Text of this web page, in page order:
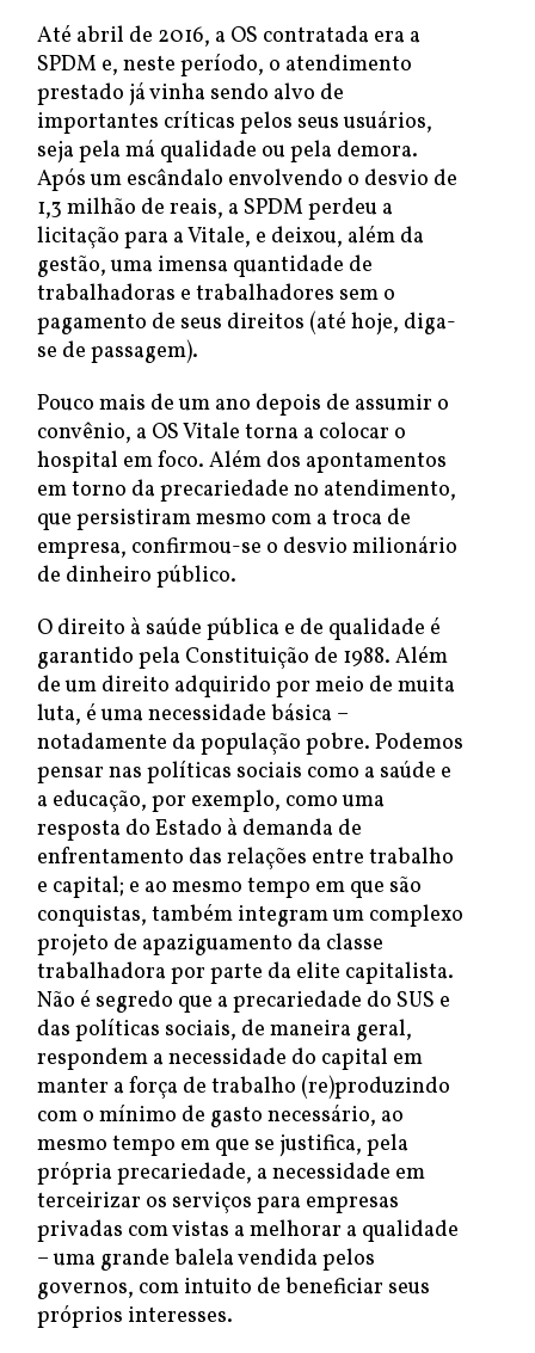
Até abril de 2016, a OS contratada era a
SPDM e, neste período, o atendimento
prestado já vinha sendo alvo de
importantes críticas pelos seus usuários,
seja pela má qualidade ou pela demora.
Após um escândalo envolvendo o desvio de
1,3 milhão de reais, a SPDM perdeu a
licitação para a Vitale, e deixou, além da
gestão, uma imensa quantidade de
trabalhadoras e trabalhadores sem o
pagamento de seus direitos (até hoje, diga-
se de passagem).
Pouco mais de um ano depois de assumir o
convênio, a OS Vitale torna a colocar o
hospital em foco. Além dos apontamentos
em torno da precariedade no atendimento,
que persistiram mesmo com a troca de
empresa, confirmou-se o desvio milionário
de dinheiro público.
O direito à saúde pública e de qualidade é
garantido pela Constituição de 1988. Além
de um direito adquirido por meio de muita
luta, é uma necessidade básica –
notadamente da população pobre. Podemos
pensar nas políticas sociais como a saúde e
a educação, por exemplo, como uma
resposta do Estado à demanda de
enfrentamento das relações entre trabalho
e capital; e ao mesmo tempo em que são
conquistas, também integram um complexo
projeto de apaziguamento da classe
trabalhadora por parte da elite capitalista.
Não é segredo que a precariedade do SUS e
das políticas sociais, de maneira geral,
respondem a necessidade do capital em
manter a força de trabalho (re)produzindo
com o mínimo de gasto necessário, ao
mesmo tempo em que se justifica, pela
própria precariedade, a necessidade em
terceirizar os serviços para empresas
privadas com vistas a melhorar a qualidade
– uma grande balela vendida pelos
governos, com intuito de beneficiar seus
próprios interesses.